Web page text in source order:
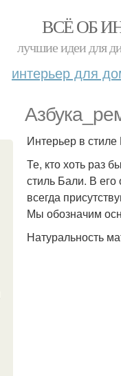
ВСЁ ОБ
лучшие идеи для
интерьер для
Интерьер в стиле
Те, кто хоть раз
стиль Бали. В
всегда
Мы обозначим
Натуральность